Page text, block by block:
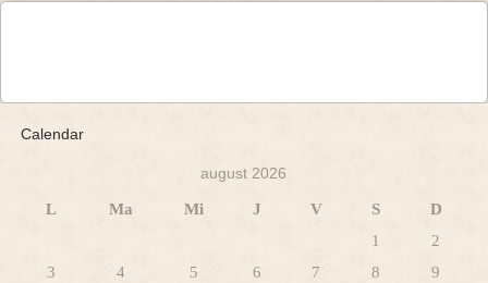
Calendar
august 2026
L Ma Mi J V S
D
1
2
3
4 5 6 7 8
9